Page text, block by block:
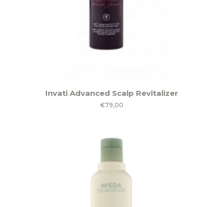
Invati Advanced Scalp Revitalizer
€79,00